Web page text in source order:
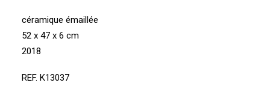
céramique émaillée
52 x 47 x 6 cm
2018
REF. K13037